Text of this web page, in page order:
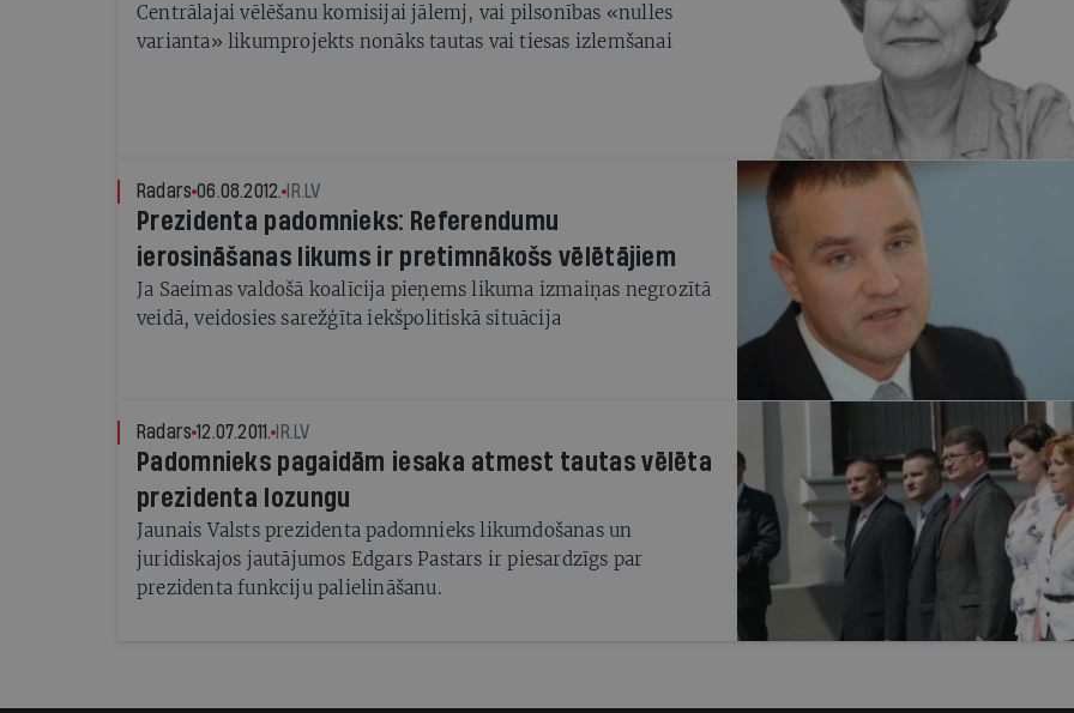
Centrālajai vēlēšanu komisijai jālemj, vai pilsonības «nulles
varianta» likumprojekts nonāks tautas vai tiesas izlemšanai
Radars 06.08.2012. IR.LV
Prezidenta padomnieks: Referendumu
ierosināšanas likums ir pretimnākošs vēlētājiem
Ja Saeimas valdošā koalīcija pieņems likuma izmaiņas negrozītā
veidā, veidosies sarežģīta iekšpolitiskā situācija
Radars 12.07.2011. IR.LV
Padomnieks pagaidām iesaka atmest tautas vēlēta
prezidenta lozungu
Jaunais Valsts prezidenta padomnieks likumdošanas un
juridiskajos jautājumos Edgars Pastars ir piesardzīgs par
prezidenta funkciju palielināšanu.